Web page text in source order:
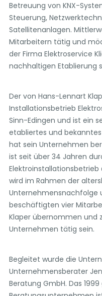
Betreuung von KNX-
Steuerung,
Satellitenanlagen.
Mitarbeitern tätig und
der Firma Elektroservice
nachhaltigen Etablierung
Der von Hans-Lennart
Installationsbetrieb
Sinn-Edingen und ist ein
etabliertes und
hat sein Unternehmen
ist seit über 34 Jahren
wird im Rahmen der
Unternehmensnachfolge
beschäftigten vier
Klaper übernommen und
Unternehmen tätig sein.
Begleitet wurde die
Unternehmensberater
Beratung GmbH. Das